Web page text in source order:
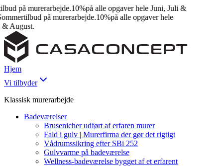
på murerarbejde.10%på alle opgaver hele Juni, Juli &
på murerarbejde.10%på alle opgaver hele
August.
Hjem
Vi tilbyder
Klassisk murerarbejde
Badeværelser
Brusenicher udført af erfaren murer
Fald i gulv | Murerfirma der gør det rigtigt
Vådrumssikring efter SBi 252
Gulvvarme på badeværelse
Wellness-badeværelse bygget af et erfarent